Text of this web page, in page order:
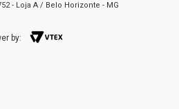
- Loja A / Belo Horizonte - MG
by: